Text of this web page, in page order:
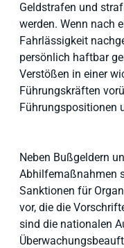
Geldstrafen und
werden. Wenn nach
Fahrlässigkeit
persönlich haftbar
Verstößen in einer
Führungskräften
Führungspositionen
Neben Bußgeldern
Abhilfemaßnahmen
Sanktionen für
vor, die die
sind die nationalen